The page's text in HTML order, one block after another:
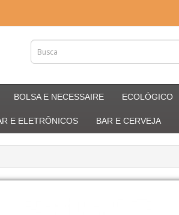
BOLSA E NECESSAIRE ECOLÓGICO
E ELETRÔNICOS BAR E CERVEJA